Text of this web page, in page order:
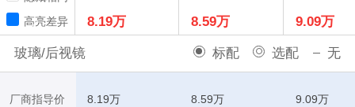
高亮差异
川版
8.19万
岳版
8.59万
野版
9.09万
玻璃/后视镜 标配 选配 无
厂商指导价 8.19万 8.59万 9.09万